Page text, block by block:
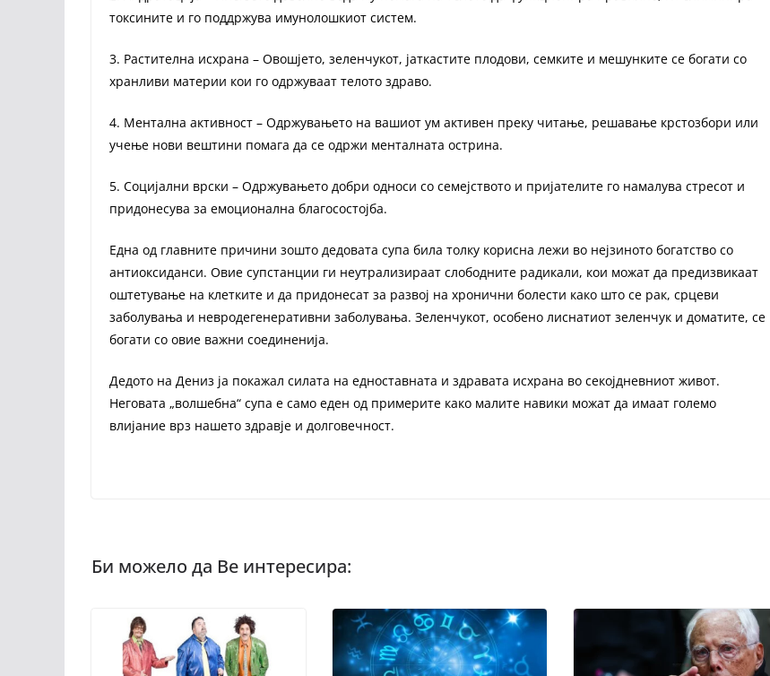
токсините и го поддржува имунолошкиот систем.
3. Растителна исхрана – Овошјето, зеленчукот, јаткастите плодови, семките и мешунките се богати со
хранливи материи кои го одржуваат телото здраво.
4. Ментална активност – Одржувањето на вашиот ум активен преку читање, решавање крстозбори или
учење нови вештини помага да се одржи менталната острина.
5. Социјални врски – Одржувањето добри односи со семејството и пријателите го намалува стресот и
придонесува за емоционална благосостојба.
Една од главните причини зошто дедовата супа била толку корисна лежи во нејзиното богатство со
антиоксиданси. Овие супстанции ги неутрализираат слободните радикали, кои можат да предизвикаат
оштетување на клетките и да придонесат за развој на хронични болести како што се рак, срцеви
заболувања и невродегенеративни заболувања. Зеленчукот, особено лиснатиот зеленчук и доматите, се
богати со овие важни соединенија.
Дедото на Дениз ја покажал силата на едноставната и здравата исхрана во секојдневниот живот.
Неговата „волшебна“ супа е само еден од примерите како малите навики можат да имаат големо
влијание врз нашето здравје и долговечност.